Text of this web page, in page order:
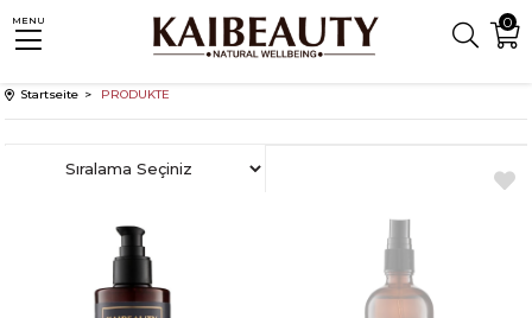
0
MENU
Startseite PRODUKTE